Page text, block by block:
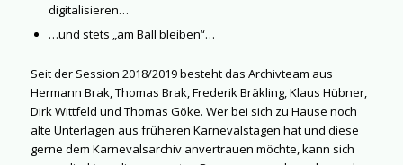
digitalisieren…
…und stets „am Ball bleiben“…
Seit der Session 2018/2019 besteht das Archivteam aus
Hermann Brak, Thomas Brak, Frederik Bräkling, Klaus Hübner,
Dirk Wittfeld und Thomas Göke. Wer bei sich zu Hause noch
alte Unterlagen aus früheren Karnevalstagen hat und diese
gerne dem Karnevalsarchiv anvertrauen möchte, kann sich